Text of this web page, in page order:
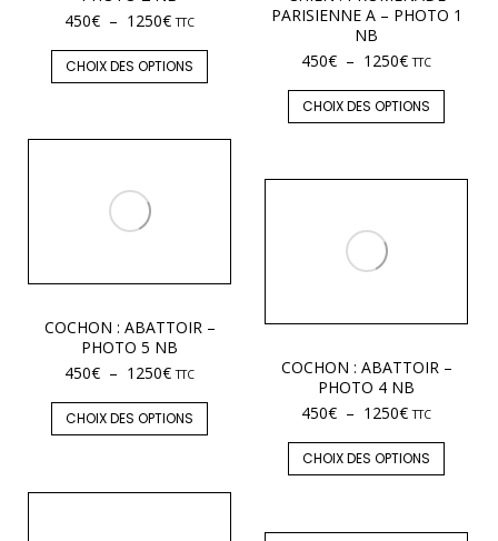
450€ – 1250€ TTC
CHOIX DES OPTIONS
PARISIENNE A – PHOTO 1
NB
450€ – 1250€ TTC
CHOIX DES OPTIONS
COCHON : ABATTOIR –
PHOTO 5 NB
450€ – 1250€ TTC
CHOIX DES OPTIONS
COCHON : ABATTOIR –
PHOTO 4 NB
450€ – 1250€ TTC
CHOIX DES OPTIONS